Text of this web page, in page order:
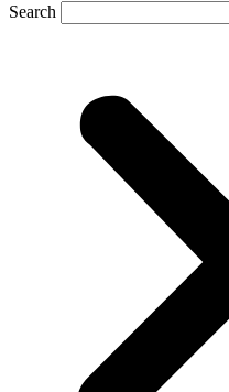
Search